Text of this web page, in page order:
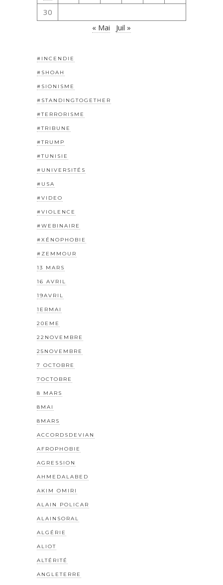
30
« Mai
Juil »
#INCENDIE
#SHOAH
#SIONISME
#STANDINGTOGETHER
#TERRORISME
#TRIBUNE
#TRUMP
#TUNISIE
#UNIVERSITÉS
#USA
#VIDEO
#VIOLENCE
#WEBINAIRE
#XÉNOPHOBIE
#ZEMMOUR
13 MARS
16 AVRIL
19AVRIL
1ERMAI
20EME
22NOVEMBRE
25NOVEMBRE
7 OCTOBRE
7OCTOBRE
8 MARS
8MAI
8MARS
ACCORDSDEVIAN
AFROPHOBIE
AGRESSION
AHMEDALABED
AKIM OMIRI
ALAIN POLICAR
ALAINSORAL
ALGÉRIE
ALIOT
ALTÉRITÉ
ANGLETERRE